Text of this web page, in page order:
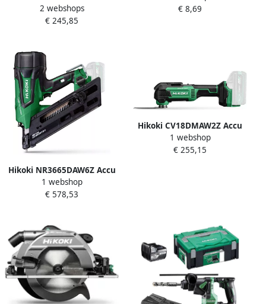
KLOPBOORSCHROEFMACHINE
AHB HSC I DV22VW4Z
2 webshops
€ 245,85
Schuurmachines D.125 Mm
€ 8,69
Hikoki NR3665DAW6Z Accu
Tacker | 36 V | 39-64mm |
Zonder accu&apos;s en
1 webshop
€ 578,53
Hikoki CV18DMAW2Z Accu
Multitool | 18 V | Zonder
accu&apos;s en lader | In
1 webshop
€ 255,15